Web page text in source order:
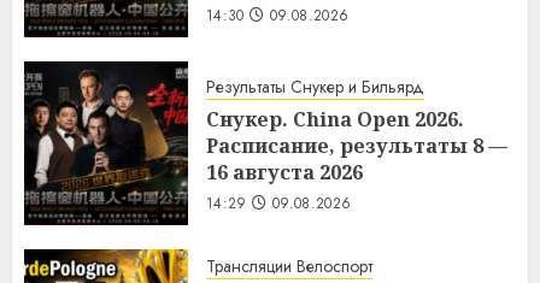
14:30 09.08.2026
Результаты Снукер и Бильярд
Снукер. China Open 2026.
Расписание, результаты 8 —
16 августа 2026
14:29 09.08.2026
Трансляции Велоспорт